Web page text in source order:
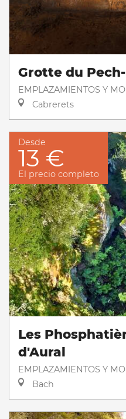
Grotte du
EMPLAZAMIENTOS Y
Cabrerets
Desde
13 €
El precio completo
Les
d'Aural
EMPLAZAMIENTOS Y
Bach